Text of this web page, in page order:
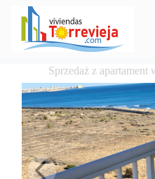
Sprzedaż z apartament